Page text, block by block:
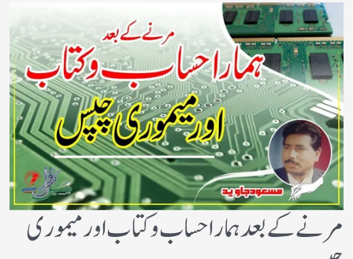
مرنے کے بعد ہمارا حساب وکتاب اور میموری